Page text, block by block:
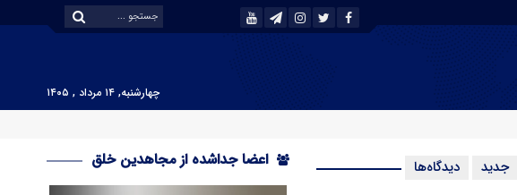
چهارشنبه, ۱۴ مرداد , ۱۴۰۵
جدید دیدگاه‌ها اعضا جداشده از مجاهدین خلق